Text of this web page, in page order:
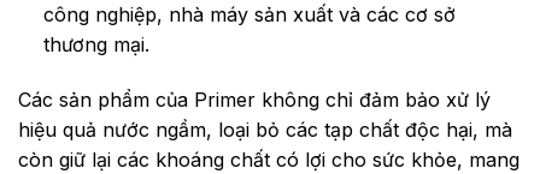
công nghiệp, nhà máy sản xuất và các cơ sở
thương mại.
Các sản phẩm của Primer không chỉ đảm bảo xử lý
hiệu quả nước ngầm, loại bỏ các tạp chất độc hại, mà
còn giữ lại các khoáng chất có lợi cho sức khỏe, mang